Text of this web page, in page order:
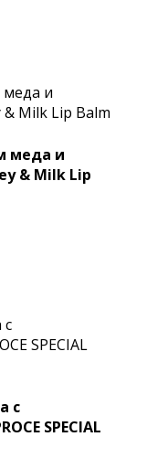
меда и
& Milk Lip
с
SPECIAL